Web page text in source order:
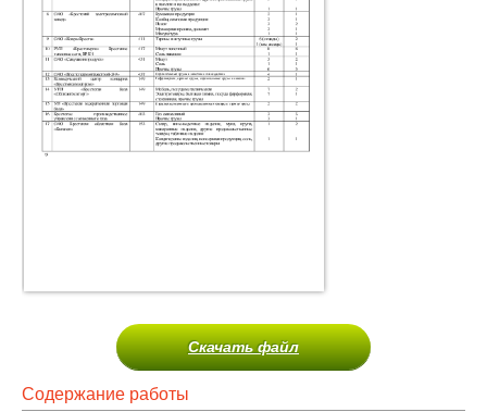
Скачать файл
Содержание работы